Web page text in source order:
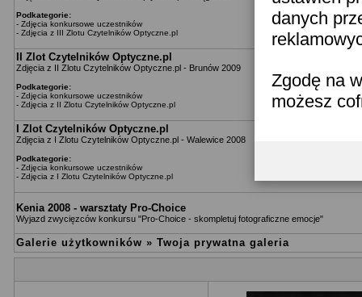
danych
Zgodę na
możesz
Podkategorie:
- Zdjęcia konkursowe uczestników
- Zdjęcia z III Zlotu Czytelników Optyczne.pl
II Zlot Czytelników Optyczne.pl
Zdjęcia z II Zlotu Czytelników Optyczne.pl - Brunów 2009
Podkategorie:
- Zdjęcia konkursowe uczestników
- Zdjęcia z II Zlotu Czytelników Optyczne.pl
I Zlot Czytelników Optyczne.pl
Zdjęcia z I Zlotu Czytelników Optyczne.pl - Walewice 2008
Podkategorie:
- Zdjęcia konkursowe uczestników
- Zdjęcia z I Zlotu Czytelników Optyczne.pl
Kenia 2008 - warsztaty Pro-Choice
Wyjazd zwycięzców konkursu "Pro-Choice - skompletuj fotograficzne emocje"
Galerie użytkowników » Twoja prywatna galeria